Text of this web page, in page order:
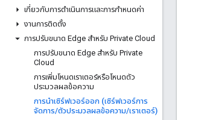
เกี่ยวกับการดําเนินการและการกําหนดค่า
งานการติดตั้ง
การปรับขนาด Edge สําหรับ Private Cloud
การปรับขนาด Edge สําหรับ Private
Cloud
การเพิ่มโหนดเราเตอร์หรือโหนดตัว
ประมวลผลข้อความ
การนําเซิร์ฟเวอร์ออก (เซิร์ฟเวอร์การ
จัดการ/ตัวประมวลผลข้อความ/เราเตอร์)